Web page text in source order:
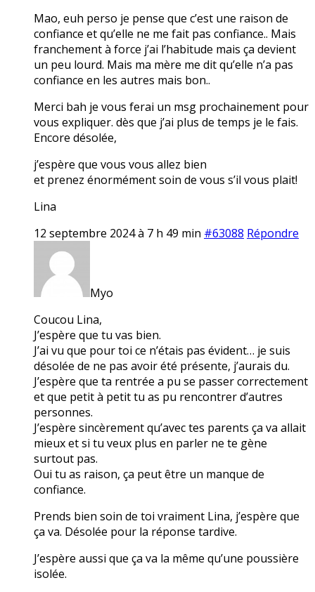
Mao, euh perso je pense que c’est une raison de
confiance et qu’elle ne me fait pas confiance.. Mais
franchement à force j’ai l’habitude mais ça devient
un peu lourd. Mais ma mère me dit qu’elle n’a pas
confiance en les autres mais bon..
Merci bah je vous ferai un msg prochainement pour
vous expliquer. dès que j’ai plus de temps je le fais.
Encore désolée,
j’espère que vous vous allez bien
et prenez énormément soin de vous s’il vous plait!
Lina
12 septembre 2024 à 7 h 49 min #63088 Répondre
Myo
Coucou Lina,
J’espère que tu vas bien.
J’ai vu que pour toi ce n’étais pas évident… je suis
désolée de ne pas avoir été présente, j’aurais du.
J’espère que ta rentrée a pu se passer correctement
et que petit à petit tu as pu rencontrer d’autres
personnes.
J’espère sincèrement qu’avec tes parents ça va allait
mieux et si tu veux plus en parler ne te gène
surtout pas.
Oui tu as raison, ça peut être un manque de
confiance.
Prends bien soin de toi vraiment Lina, j’espère que
ça va. Désolée pour la réponse tardive.
J’espère aussi que ça va la même qu’une poussière
isolée.